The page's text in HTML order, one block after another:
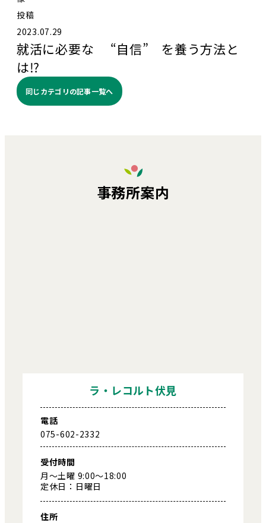
投稿
2023.07.29
就活に必要な “自信” を養う方法と
は⁉️
同じカテゴリの記事⼀覧へ
事務所案内
ラ・レコルト伏見
電話
075-602-2332
受付時間
月～土曜 9:00～18:00
定休日：日曜日
住所